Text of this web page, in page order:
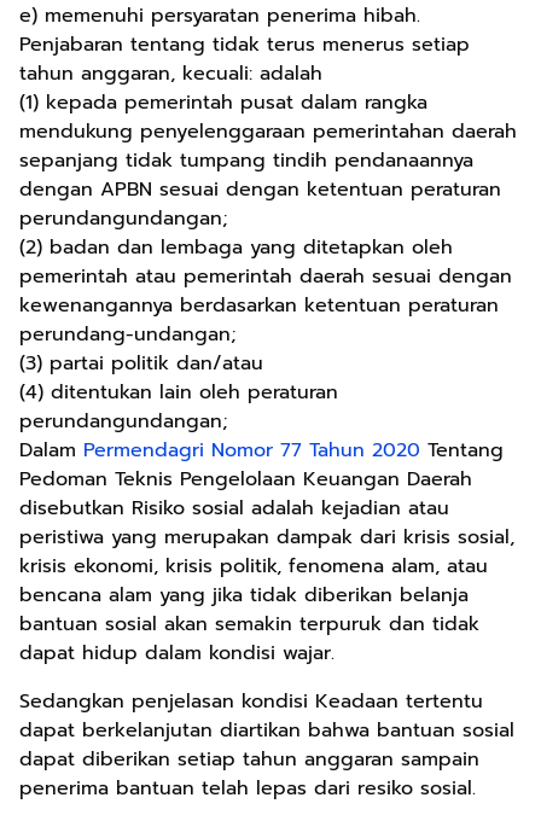
e) memenuhi persyaratan penerima hibah.
Penjabaran tentang tidak terus menerus setiap
tahun anggaran, kecuali: adalah
(1) kepada pemerintah pusat dalam rangka
mendukung penyelenggaraan pemerintahan daerah
sepanjang tidak tumpang tindih pendanaannya
dengan APBN sesuai dengan ketentuan peraturan
perundangundangan;
(2) badan dan lembaga yang ditetapkan oleh
pemerintah atau pemerintah daerah sesuai dengan
kewenangannya berdasarkan ketentuan peraturan
perundang-undangan;
(3) partai politik dan/atau
(4) ditentukan lain oleh peraturan
perundangundangan;
Dalam Permendagri Nomor 77 Tahun 2020 Tentang
Pedoman Teknis Pengelolaan Keuangan Daerah
disebutkan Risiko sosial adalah kejadian atau
peristiwa yang merupakan dampak dari krisis sosial,
krisis ekonomi, krisis politik, fenomena alam, atau
bencana alam yang jika tidak diberikan belanja
bantuan sosial akan semakin terpuruk dan tidak
dapat hidup dalam kondisi wajar.
Sedangkan penjelasan kondisi Keadaan tertentu
dapat berkelanjutan diartikan bahwa bantuan sosial
dapat diberikan setiap tahun anggaran sampain
penerima bantuan telah lepas dari resiko sosial.